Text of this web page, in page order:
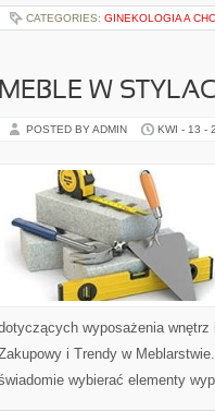
CATEGORIES: GINEKOLOGIA A
MEBLE W
POSTED BY ADMIN KWI - 13 -
wyposażenia
i Trendy w
wybierać elementy